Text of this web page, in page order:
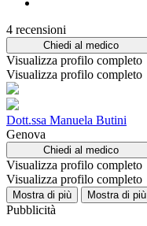
4 recensioni
Chiedi al medico
Visualizza profilo completo
Visualizza profilo completo
Dott.ssa Manuela Butini
Genova
Chiedi al medico
Visualizza profilo completo
Visualizza profilo completo
Mostra di più Mostra di più
Pubblicità